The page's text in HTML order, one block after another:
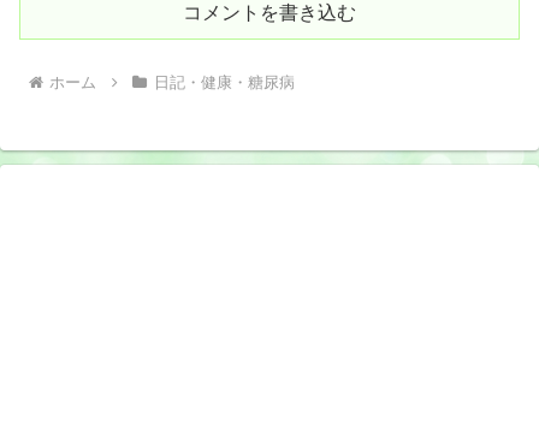
コメントを書き込む
ホーム 日記・健康・糖尿病